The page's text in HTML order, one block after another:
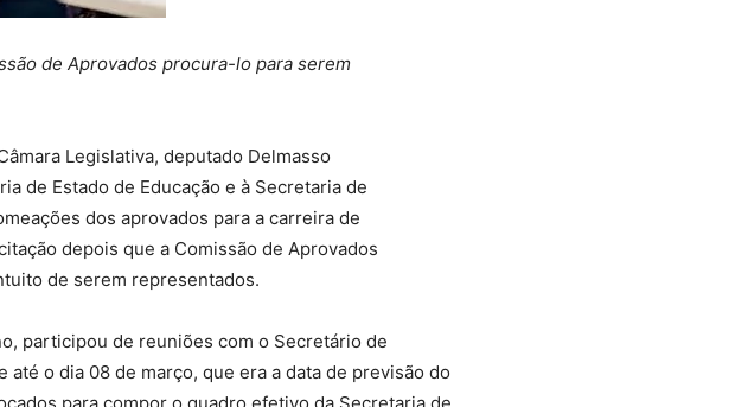
de Aprovados procura-lo para serem
Legislativa, deputado Delmasso
de Estado de Educação e à Secretaria de
dos aprovados para a carreira de
depois que a Comissão de Aprovados
de serem representados.
participou de reuniões com o Secretário de
o dia 08 de março, que era a data de previsão do